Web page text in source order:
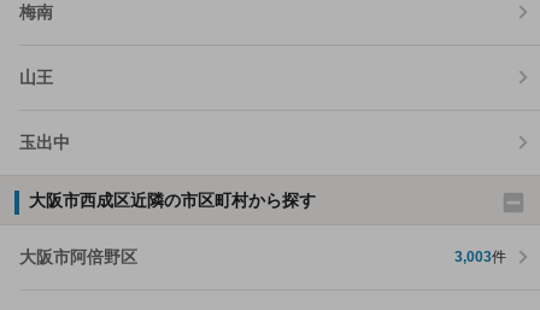
梅南
山王
玉出中
大阪市西成区近隣の市区町村から探す
大阪市阿倍野区 3,003件